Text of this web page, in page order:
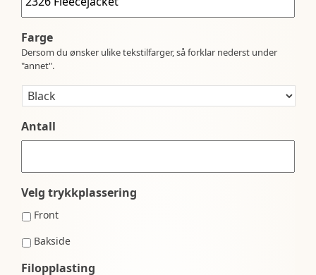
Farge
Dersom du ønsker ulike tekstilfarger, så forklar nederst under
"annet".
Antall
Velg trykkplassering
Front
Bakside
Filopplasting